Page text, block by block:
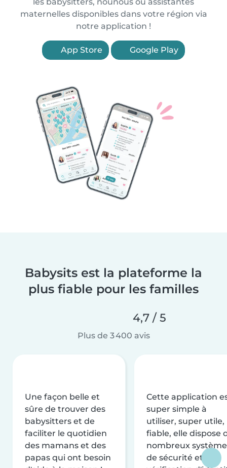
maternelles disponibles dans votre région via
notre application !
App Store Google Play
Babysits est la plateforme la
plus fiable pour les familles
4,7 / 5
Plus de 3 400 avis
Une façon belle et
sûre de trouver des
babysitters et de
faciliter le quotidien
des mamans et des
papas qui ont besoin
Cette application
super simple à
utiliser, super utile,
fiable, elle dispose
nombreux
de sécurité et de